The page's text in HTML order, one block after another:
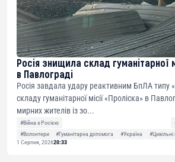
Росія знищила склад гуманітарної
в Павлограді
Росія завдала удару реактивним БпЛА типу
складу гуманітарної місії «Проліска» в
мирних жителів із зо...
#Війна з Росією
#Волонтери
#Гуманітарна допомога #Україна
1 Серпня, 202620:33